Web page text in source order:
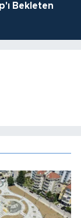
Bekleten